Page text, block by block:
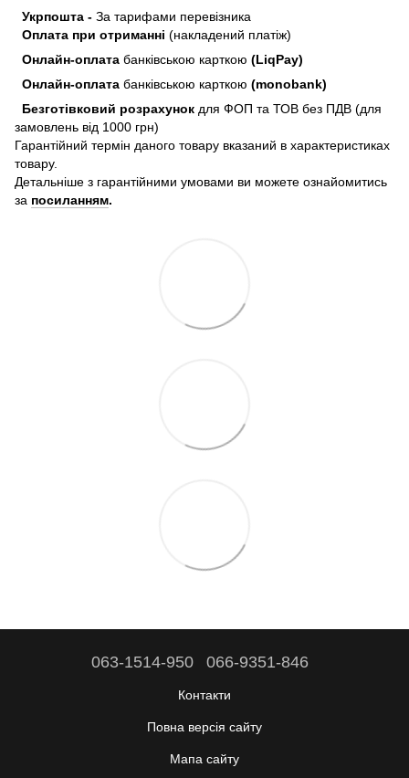
Укрпошта - За тарифами перевізника
Оплата при отриманні (накладений платіж)
Онлайн-оплата банківською карткою (LiqPay)
Онлайн-оплата банківською карткою (monobank)
Безготівковий розрахунок для ФОП та ТОВ без ПДВ (для
замовлень від 1000 грн)
Гарантійний термін даного товару вказаний в характеристиках
товару.
Детальніше з гарантійними умовами ви можете ознайомитись
за посиланням.
063-1514-950 066-9351-846
Контакти
Повна версія сайту
Мапа сайту